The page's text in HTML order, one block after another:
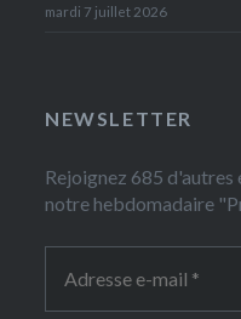
mardi 7 juillet 2026
NEWSLETTER
Rejoignez 685
notre hebdomadaire